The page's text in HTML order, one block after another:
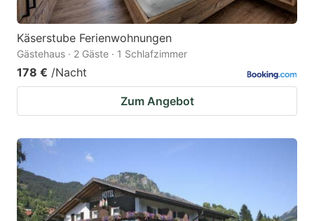
Käserstube Ferienwohnungen
Gästehaus · 2 Gäste · 1 Schlafzimmer
178 € /Nacht
Zum Angebot